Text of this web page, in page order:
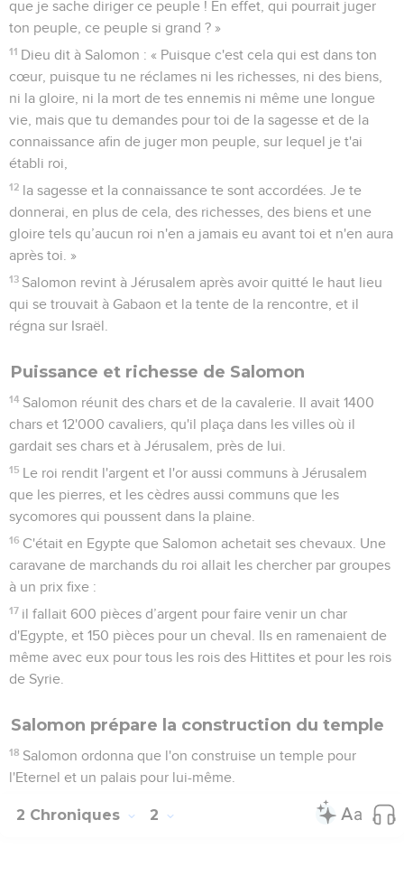
6
Et ce fut là, sur l'autel de bronze qui se trouvait devant la
tente de la rencontre, que Salomon offrit 1000 holocaustes à
l'Eternel.
Pendant la nuit, Dieu apparut à Salomon et lui dit :
« Demande-moi ce que tu veux que je te donne. »
Salomon répondit à Dieu : « Tu as traité avec une grande
bonté mon père David et tu m'as établi roi à sa place.
9 Maintenant, Eternel Dieu, tiens la promesse que tu as faite
à mon père David, puisque tu m'as établi roi sur un peuple
aussi nombreux que la poussière de la terre :
10 accorde-moi donc de la sagesse et de la connaissance afin
que je sache diriger ce peuple ! En effet, qui pourrait juger
ton peuple, ce peuple si grand ? »
11 Dieu dit à Salomon : « Puisque c'est cela qui est dans ton
ni la gloire, ni la mort de tes ennemis ni même une longue
vie, mais que tu demandes pour toi de la sagesse et de la
donnerai, en plus de cela, des richesses, des biens et une
gloire tels qu’aucun roi n'en a jamais eu avant toi et n'en aura
après toi. »
Salomon revint à Jérusalem après avoir quitté le haut lieu
qui se trouvait à Gabaon et la tente de la rencontre, et il
régna sur Israël.
Puissance et richesse de Salomon
14
Salomon réunit des chars et de la cavalerie. Il avait 1400
gardait ses chars et à Jérusalem, près de lui.
que les pierres, et les cèdres aussi communs que les
sycomores qui poussent dans la plaine.
16 C'était en Egypte que Salomon achetait ses chevaux. Une